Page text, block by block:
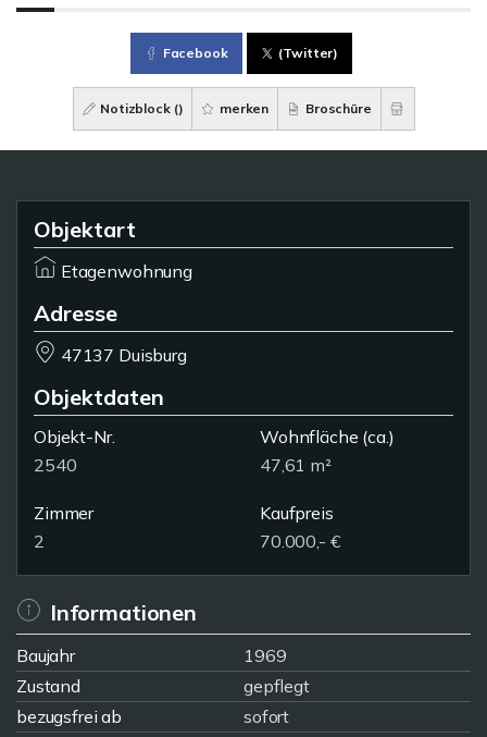
Facebook (Twitter)
Notizblock () merken Broschüre
Objektart
Etagenwohnung
Adresse
47137 Duisburg
Objektdaten
Objekt-Nr.
2540
Wohnfläche (ca.)
47,61 m²
Zimmer
2
Kaufpreis
70.000,- €
Informationen
Baujahr
1969
Zustand
gepflegt
bezugsfrei ab
sofort